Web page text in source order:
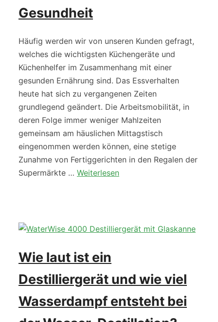
Gesundheit
Häufig werden wir von unseren Kunden gefragt,
welches die wichtigsten Küchengeräte und
Küchenhelfer im Zusammenhang mit einer
gesunden Ernährung sind. Das Essverhalten
heute hat sich zu vergangenen Zeiten
grundlegend geändert. Die Arbeitsmobilität, in
deren Folge immer weniger Mahlzeiten
gemeinsam am häuslichen Mittagstisch
eingenommen werden können, eine stetige
Zunahme von Fertiggerichten in den Regalen der
Supermärkte … Weiterlesen
Wie laut ist ein
Destilliergerät und wie viel
Wasserdampf entsteht bei